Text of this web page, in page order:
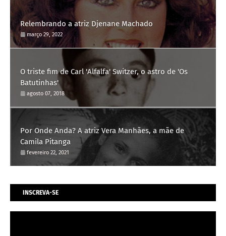
Relembrando a atriz Djenane Machado
março 29, 2022
O triste fim de Carl 'Alfalfa' Switzer, o astro de 'Os
Batutinhas'
agosto 07, 2018
Por Onde Anda? A atriz Vera Manhães, a mãe de
Camila Pitanga
fevereiro 22, 2021
INSCREVA-SE